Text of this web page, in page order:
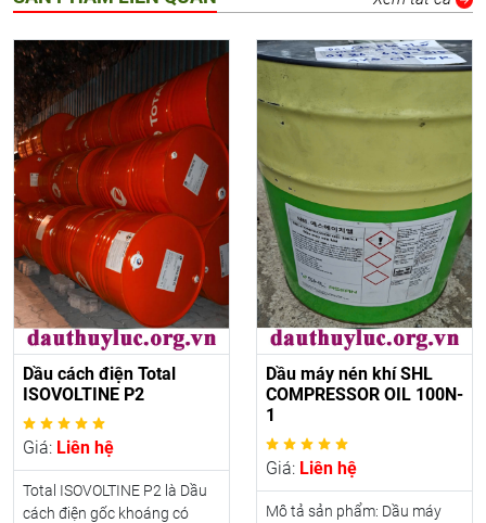
Dầu cách điện Total
ISOVOLTINE P2
Giá: Liên hệ
Total ISOVOLTINE P2 là Dầu
cách điện gốc khoáng có
Dầu máy nén khí SHL
COMPRESSOR OIL 100N-
1
Giá: Liên hệ
Mô tả sản phẩm: Dầu máy